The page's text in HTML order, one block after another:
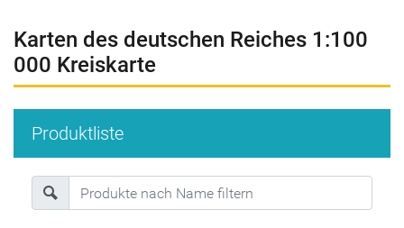
Karten des deutschen Reiches 1:100
000 Kreiskarte
Produktliste